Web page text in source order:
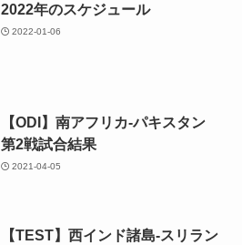
2022年のスケジュール
2022-01-06
【ODI】南アフリカ-パキスタン
第2戦試合結果
2021-04-05
【TEST】西インド諸島-スリラン